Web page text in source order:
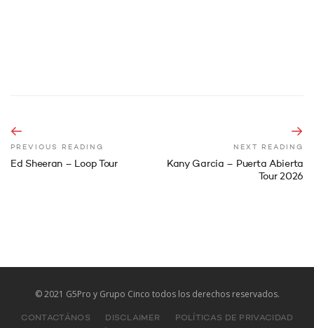
PREVIOUS READING
Ed Sheeran – Loop Tour
NEXT READING
Kany Garcia – Puerta Abierta
Tour 2026
© 2021 G5Pro y Grupo Cinco todos los derechos reservados.
CONTACTÁNOS DISCLAIMER POLÍTICAS DE PRIVACIDAD